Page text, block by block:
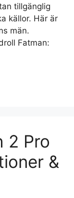
tillgänglig
källor. Här är
män.
Fatman:
2 Pro
&